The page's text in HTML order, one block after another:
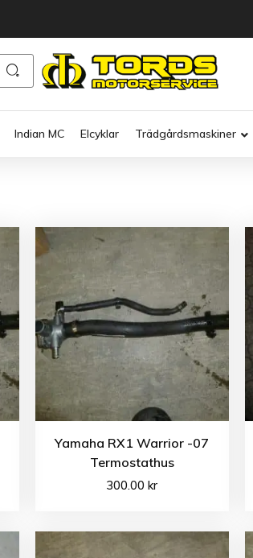
Indian MC Elcyklar Trädgårdsmaskiner
Yamaha RX1 Warrior -07
Termostathus
300.00kr